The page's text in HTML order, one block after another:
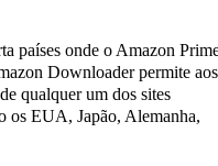
países onde o Amazon
Downloader permite aos
qualquer um dos sites
os EUA, Japão, Alemanha,